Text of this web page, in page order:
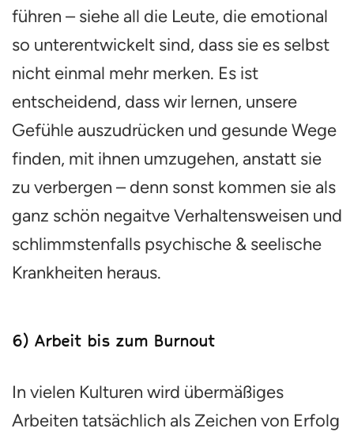
führen – siehe all die Leute, die emotional
so unterentwickelt sind, dass sie es selbst
nicht einmal mehr merken. Es ist
entscheidend, dass wir lernen, unsere
Gefühle auszudrücken und gesunde Wege
finden, mit ihnen umzugehen, anstatt sie
zu verbergen – denn sonst kommen sie als
ganz schön negaitve Verhaltensweisen und
schlimmstenfalls psychische & seelische
Krankheiten heraus.
6) Arbeit bis zum Burnout
In vielen Kulturen wird übermäßiges
Arbeiten tatsächlich als Zeichen von Erfolg